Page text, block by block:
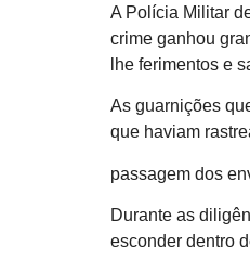
A Polícia Militar
crime ganhou
lhe ferimentos e
As guarnições
que haviam
passagem dos
Durante as
esconder dentro